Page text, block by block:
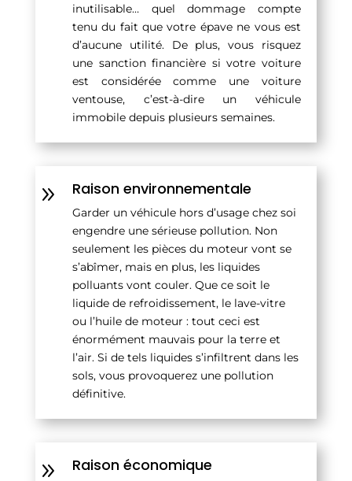
inutilisable… quel dommage compte
tenu du fait que votre épave ne vous est
d’aucune utilité. De plus, vous risquez
une sanction financière si votre voiture
est considérée comme une voiture
ventouse, c’est-à-dire un véhicule
immobile depuis plusieurs semaines.
9 Raison environnementale
Garder un véhicule hors d’usage chez soi
engendre une sérieuse pollution. Non
seulement les pièces du moteur vont se
s’abîmer, mais en plus, les liquides
polluants vont couler. Que ce soit le
liquide de refroidissement, le lave-vitre
ou l’huile de moteur : tout ceci est
énormément mauvais pour la terre et
l’air. Si de tels liquides s’infiltrent dans les
sols, vous provoquerez une pollution
définitive.
9 Raison économique